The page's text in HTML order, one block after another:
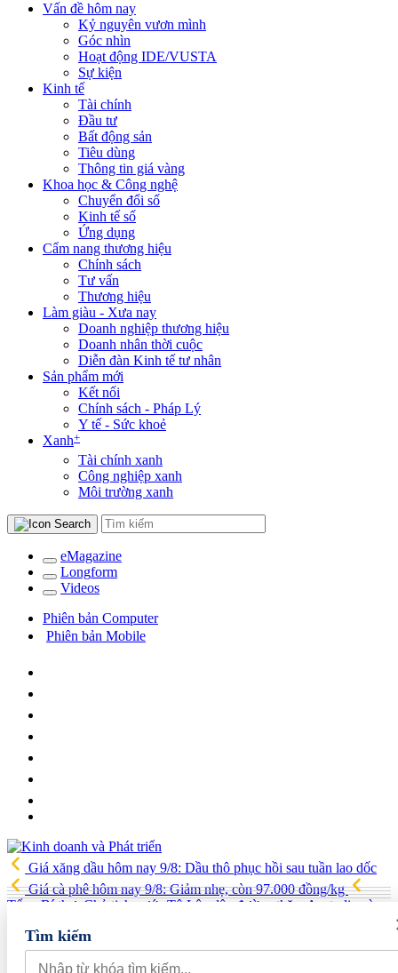
Vấn đề hôm nay
Kỷ nguyên vươn mình
Góc nhìn
Hoạt động IDE/VUSTA
Sự kiện
Kinh tế
Tài chính
Đầu tư
Bất động sản
Tiêu dùng
Thông tin giá vàng
Khoa học & Công nghệ
Chuyển đổi số
Kinh tế số
Ứng dụng
Cẩm nang thương hiệu
Chính sách
Tư vấn
Thương hiệu
Làm giàu - Xưa nay
Doanh nghiệp thương hiệu
Doanh nhân thời cuộc
Diễn đàn Kinh tế tư nhân
Sản phẩm mới
Kết nối
Chính sách - Pháp Lý
Y tế - Sức khoẻ
Xanh+
Tài chính xanh
Công nghiệp xanh
Môi trường xanh
eMagazine
Longform
Videos
Phiên bản Computer
Phiên bản Mobile
Giá xăng dầu hôm nay 9/8: Dầu thô phục hồi sau tuần lao dốc
Giá cà phê hôm nay 9/8: Giảm nhẹ, còn 97.000 đồng/kg
Tổng Bí thư, Chủ tịch nước Tô Lâm lên đường thăm Australia và
New Zealand
quan đến lĩnh vực tài chính, ngân hàng
Xử lý đến cùng các
vướng mắc, không đẩy doanh nghiệp đi vòng
Tìm kiếm